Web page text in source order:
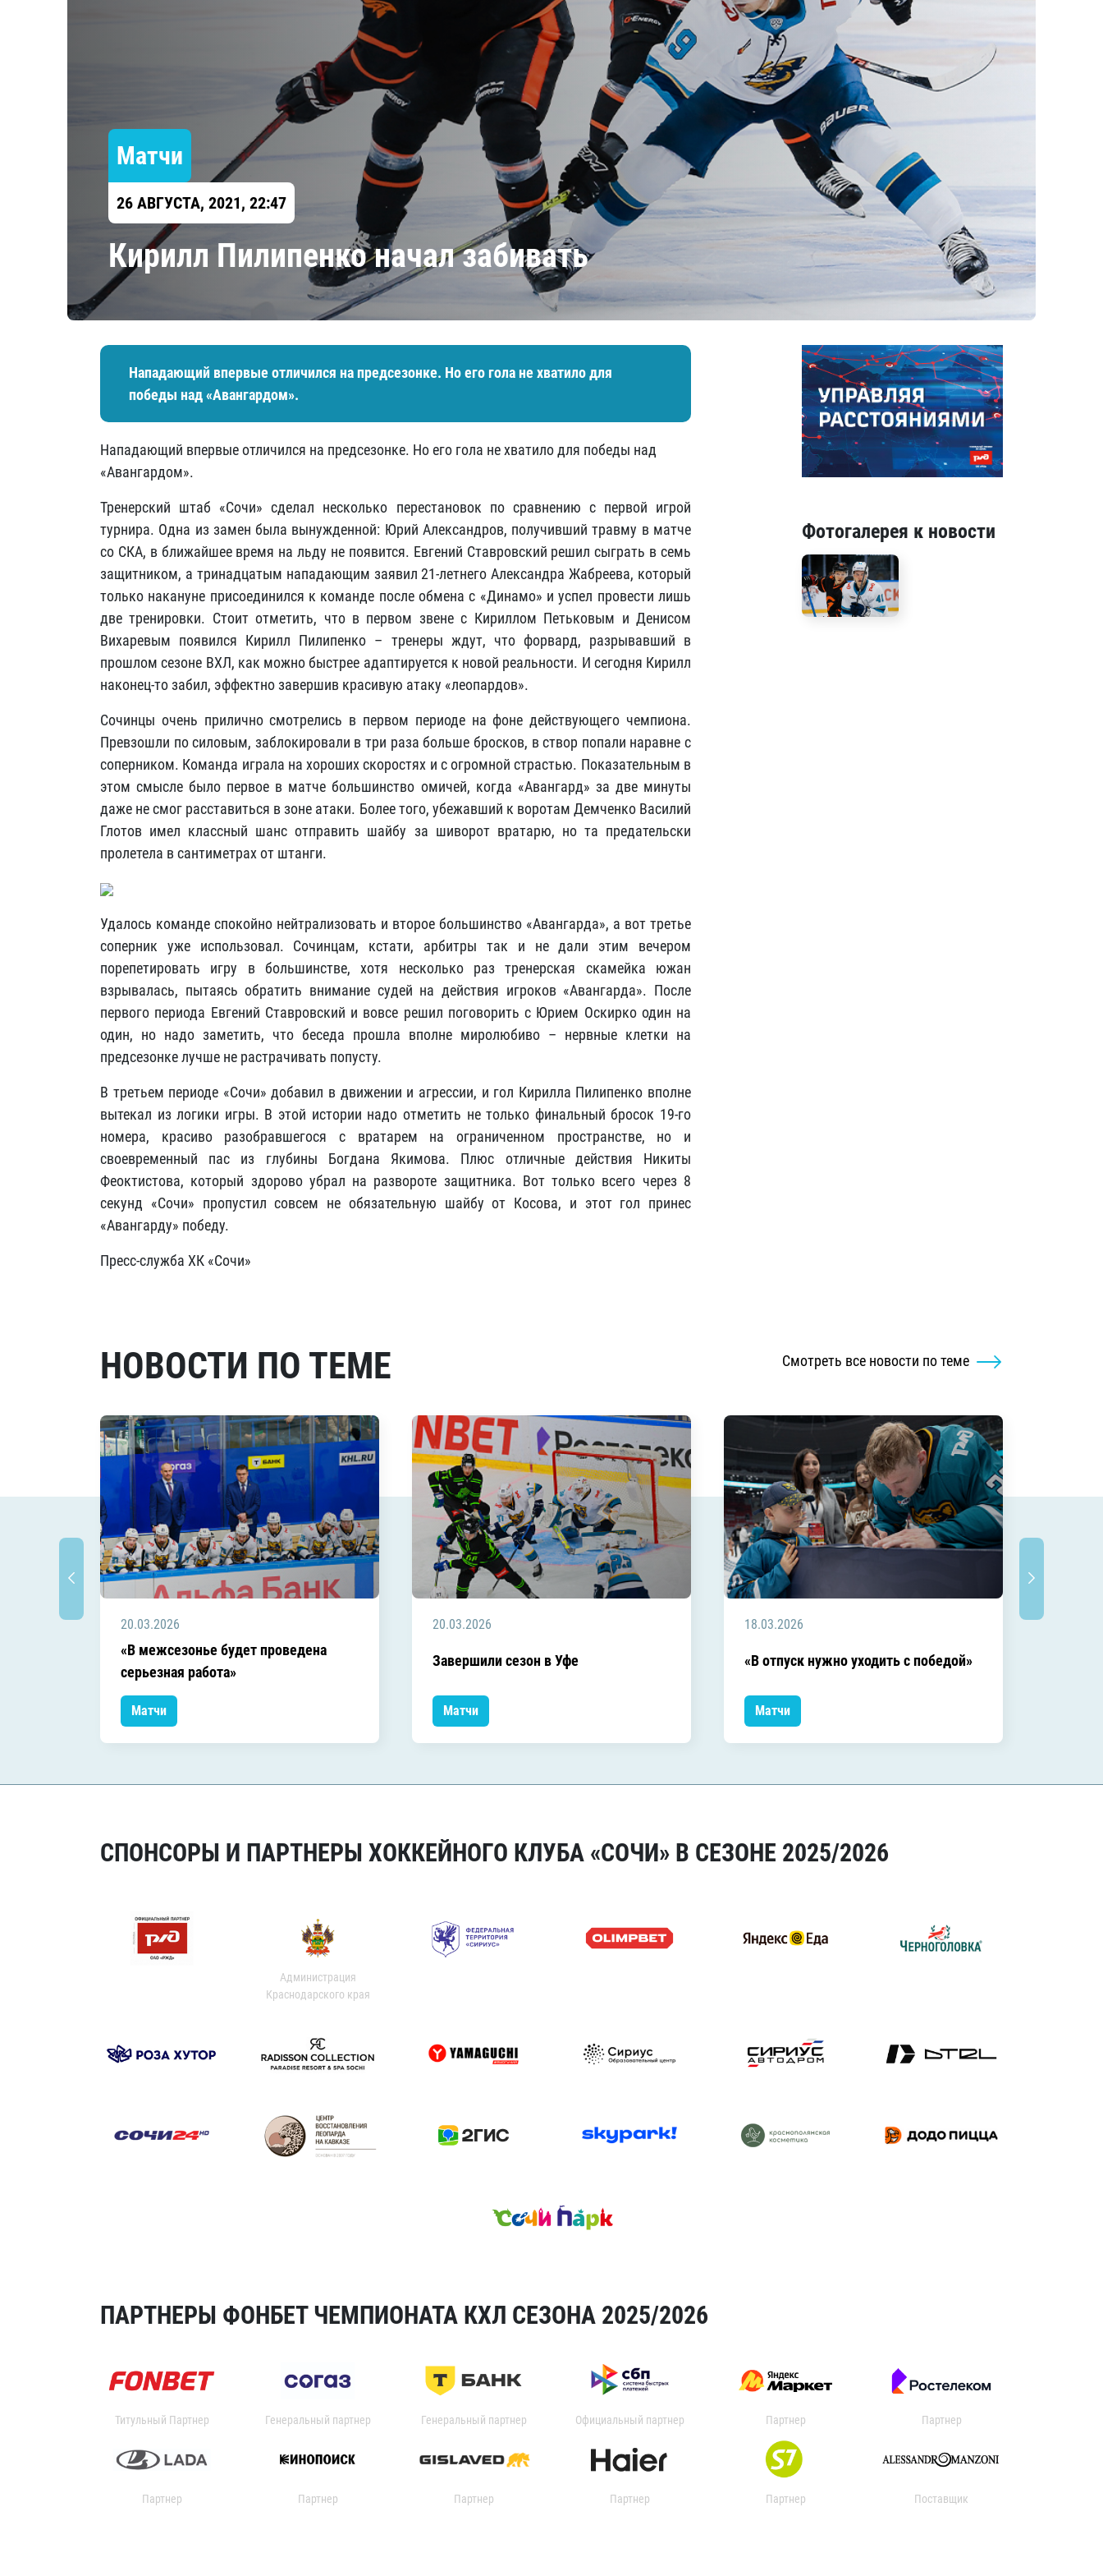
Шанхайские Драконы
Матчи
26 АВГУСТА, 2021, 22:47
​Кирилл Пилипенко начал забивать
Нападающий впервые отличился на предсезонке. Но его гола не хватило для
победы над «Авангардом».
Нападающий впервые отличился на предсезонке. Но его гола не хватило для победы над
«Авангардом».
Тренерский штаб «Сочи» сделал несколько перестановок по сравнению с первой игрой
турнира. Одна из замен была вынужденной: Юрий Александров, получивший травму в матче
со СКА, в ближайшее время на льду не появится. Евгений Ставровский решил сыграть в семь
защитником, а тринадцатым нападающим заявил 21-летнего Александра Жабреева, который
только накануне присоединился к команде после обмена с «Динамо» и успел провести лишь
две тренировки. Стоит отметить, что в первом звене с Кириллом Петьковым и Денисом
Вихаревым появился Кирилл Пилипенко – тренеры ждут, что форвард, разрывавший в
прошлом сезоне ВХЛ, как можно быстрее адаптируется к новой реальности. И сегодня Кирилл
наконец-то забил, эффектно завершив красивую атаку «леопардов».
Сочинцы очень прилично смотрелись в первом периоде на фоне действующего чемпиона.
Превзошли по силовым, заблокировали в три раза больше бросков, в створ попали наравне с
соперником. Команда играла на хороших скоростях и с огромной страстью. Показательным в
этом смысле было первое в матче большинство омичей, когда «Авангард» за две минуты
даже не смог расставиться в зоне атаки. Более того, убежавший к воротам Демченко Василий
Глотов имел классный шанс отправить шайбу за шиворот вратарю, но та предательски
пролетела в сантиметрах от штанги.
Удалось команде спокойно нейтрализовать и второе большинство «Авангарда», а вот третье
соперник уже использовал. Сочинцам, кстати, арбитры так и не дали этим вечером
порепетировать игру в большинстве, хотя несколько раз тренерская скамейка южан
взрывалась, пытаясь обратить внимание судей на действия игроков «Авангарда». После
первого периода Евгений Ставровский и вовсе решил поговорить с Юрием Оскирко один на
один, но надо заметить, что беседа прошла вполне миролюбиво – нервные клетки на
предсезонке лучше не растрачивать попусту.
В третьем периоде «Сочи» добавил в движении и агрессии, и гол Кирилла Пилипенко вполне
вытекал из логики игры. В этой истории надо отметить не только финальный бросок 19-го
номера, красиво разобравшегося с вратарем на ограниченном пространстве, но и
своевременный пас из глубины Богдана Якимова. Плюс отличные действия Никиты
Феоктистова, который здорово убрал на развороте защитника. Вот только всего через 8
секунд «Сочи» пропустил совсем не обязательную шайбу от Косова, и этот гол принес
«Авангарду» победу.
Пресс-служба ХК «Сочи»
Фотогалерея к новости
НОВОСТИ ПО ТЕМЕ Смотреть все новости по теме
20.03.2026
«В межсезонье будет проведена
серьезная работа»
Матчи
20.03.2026
Завершили сезон в Уфе
Матчи
18.03.2026
«В отпуск нужно уходить с победой»
Матчи
СПОНСОРЫ И ПАРТНЕРЫ ХОККЕЙНОГО КЛУБА «СОЧИ» В СЕЗОНЕ 2025/2026
Администрация
Краснодарского края
ПАРТНЕРЫ ФОНБЕТ ЧЕМПИОНАТА КХЛ СЕЗОНА 2025/2026
Титульный Партнер Генеральный партнер Генеральный партнер Официальный партнер Партнер Партнер
Партнер Партнер Партнер Партнер Партнер Поставщик